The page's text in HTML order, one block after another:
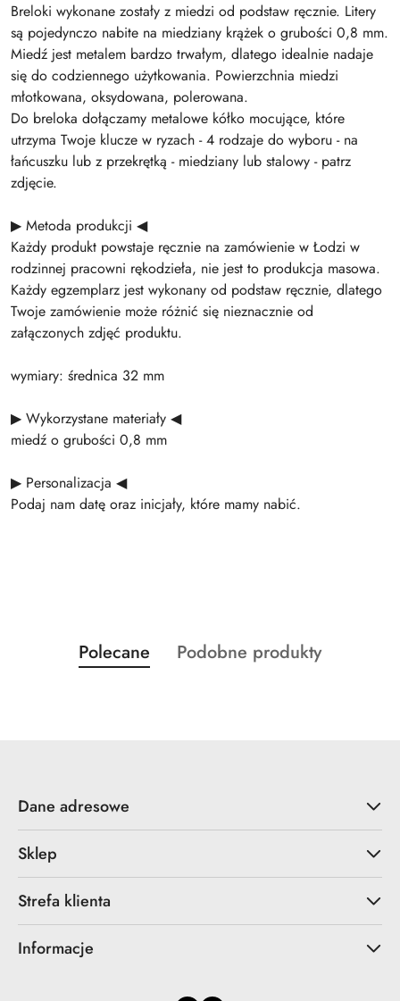
Breloki wykonane zostały z miedzi od podstaw ręcznie. Litery
są pojedynczo nabite na miedziany krążek o grubości 0,8 mm.
Miedź jest metalem bardzo trwałym, dlatego idealnie nadaje
się do codziennego użytkowania. Powierzchnia miedzi
młotkowana, oksydowana, polerowana.
Do breloka dołączamy metalowe kółko mocujące, które
utrzyma Twoje klucze w ryzach - 4 rodzaje do wyboru - na
łańcuszku lub z przekrętką - miedziany lub stalowy - patrz
zdjęcie.
▶ Metoda produkcji ◀
Każdy produkt powstaje ręcznie na zamówienie w Łodzi w
rodzinnej pracowni rękodzieła, nie jest to produkcja masowa.
Każdy egzemplarz jest wykonany od podstaw ręcznie, dlatego
Twoje zamówienie może różnić się nieznacznie od
załączonych zdjęć produktu.
wymiary: średnica 32 mm
▶ Wykorzystane materiały ◀
miedź o grubości 0,8 mm
▶ Personalizacja ◀
Podaj nam datę oraz inicjały, które mamy nabić.
Pomiń karuzelę produktów
Produkty
o
Polecane
Produkty
Podobne produkty
Dane adresowe
Sklep
Strefa klienta
Informacje